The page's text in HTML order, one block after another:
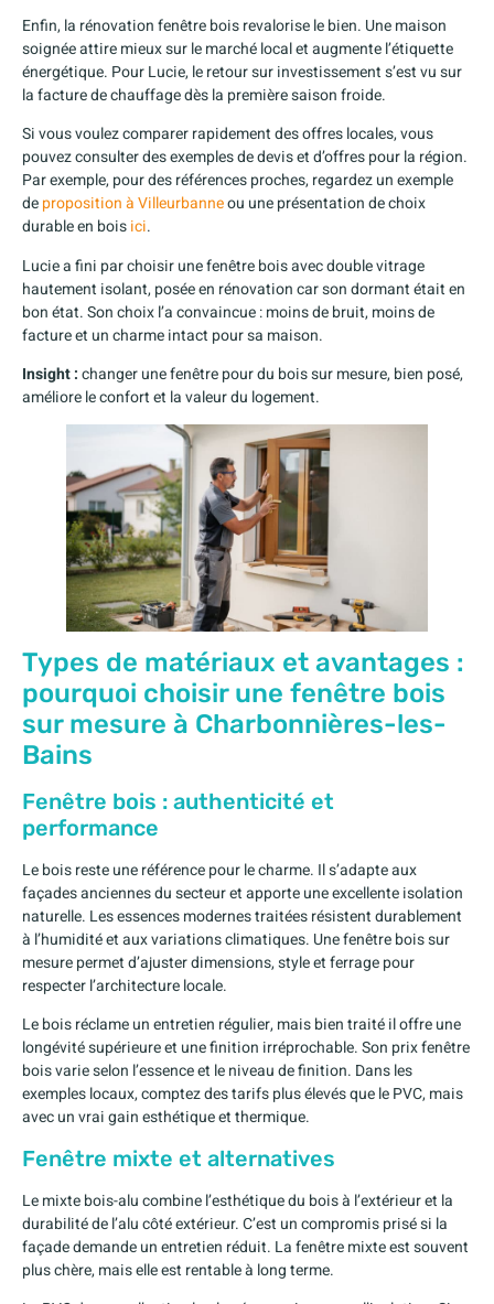
Enfin, la rénovation fenêtre bois revalorise le bien. Une maison
soignée attire mieux sur le marché local et augmente l’étiquette
énergétique. Pour Lucie, le retour sur investissement s’est vu sur
la facture de chauffage dès la première saison froide.
Si vous voulez comparer rapidement des offres locales, vous
pouvez consulter des exemples de devis et d’offres pour la région.
Par exemple, pour des références proches, regardez un exemple
deproposition à Villeurbanneou une présentation de choix
durable en boisici.
Lucie a fini par choisir une fenêtre bois avec double vitrage
hautement isolant, posée en rénovation car son dormant était en
bon état. Son choix l’a convaincue : moins de bruit, moins de
facture et un charme intact pour sa maison.
Insight :changer une fenêtre pour du bois sur mesure, bien posé,
améliore le confort et la valeur du logement.
Types de matériaux et avantages :
pourquoi choisir une fenêtre bois
sur mesure à Charbonnières-les-
Bains
Fenêtre bois : authenticité et
performance
Le bois reste une référence pour le charme. Il s’adapte aux
façades anciennes du secteur et apporte une excellente isolation
naturelle. Les essences modernes traitées résistent durablement
à l’humidité et aux variations climatiques. Une fenêtre bois sur
mesure permet d’ajuster dimensions, style et ferrage pour
respecter l’architecture locale.
Le bois réclame un entretien régulier, mais bien traité il offre une
longévité supérieure et une finition irréprochable. Son prix fenêtre
bois varie selon l’essence et le niveau de finition. Dans les
exemples locaux, comptez des tarifs plus élevés que le PVC, mais
avec un vrai gain esthétique et thermique.
Fenêtre mixte et alternatives
Le mixte bois-alu combine l’esthétique du bois à l’extérieur et la
durabilité de l’alu côté extérieur. C’est un compromis prisé si la
façade demande un entretien réduit. La fenêtre mixte est souvent
plus chère, mais elle est rentable à long terme.